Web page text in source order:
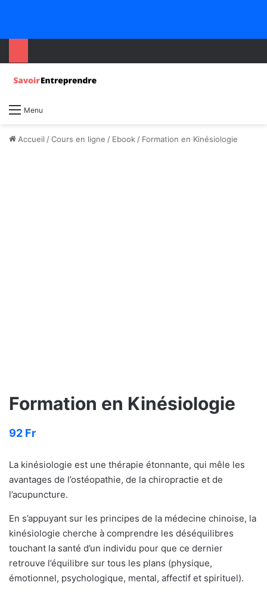
Menu
Accueil /Cours en ligne / Ebook/ Formation en Kinésiologie
Formation en Kinésiologie
92 Fr
La kinésiologie est une thérapie étonnante, qui mêle les
avantages de l’ostéopathie, de la chiropractie et de
l’acupuncture.
En s’appuyant sur les principes de la médecine chinoise, la
kinésiologie cherche à comprendre les déséquilibres
touchant la santé d’un individu pour que ce dernier
retrouve l’équilibre sur tous les plans (physique,
émotionnel, psychologique, mental, affectif et spirituel).